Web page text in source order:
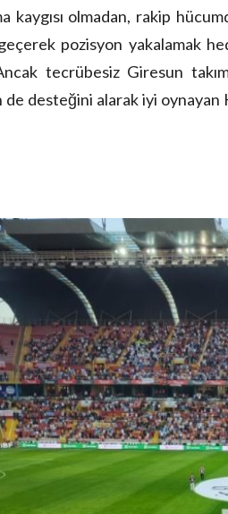
kaygısı olmadan, rakip
pozisyon yakalamak
tecrübesiz Giresun
desteğini alarak iyi oynayan